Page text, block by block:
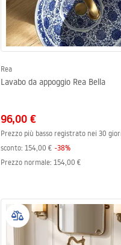
Rea
Lavabo da appoggio Rea Bella
96,00 €
Prezzo più basso registrato nei 30
sconto: 154,00 € -38%
Prezzo normale: 154,00 €